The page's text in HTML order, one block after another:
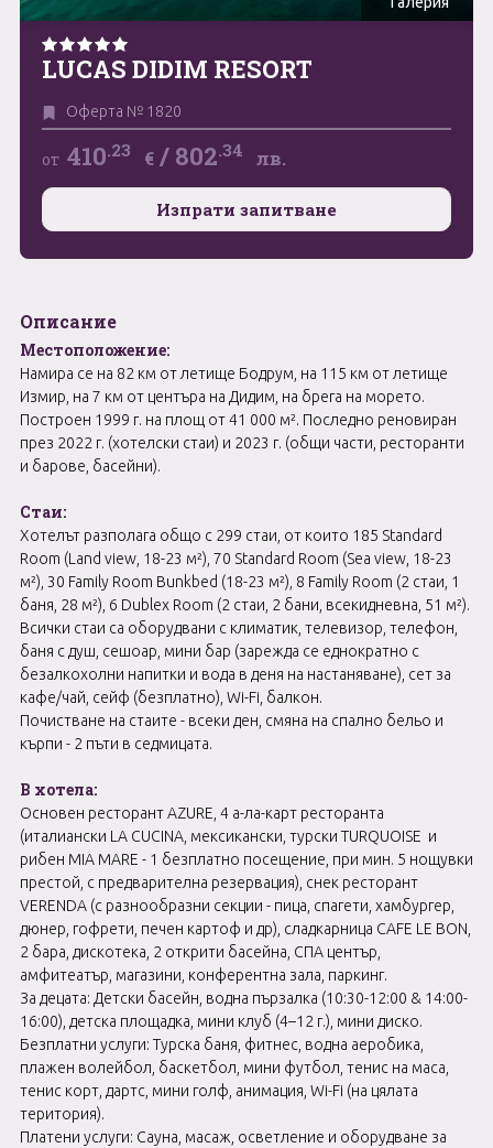
Май
Юни
Юли
Август
Октомври
Декември
0894 466 775
Свържете се с нас
LUCAS DIDIM RESORT
Оферта № 1820
от 410.23 € / 802.34 лв.
Изпрати запитване
Описание
Местоположение:
Намира се на 82 км от летище Бодрум, на 115 км от летище
Измир, на 7 км от центъра на Дидим, на брега на морето.
Построен 1999 г. на площ от 41 000 м². Последно реновиран
през 2022 г. (хотелски стаи) и 2023 г. (общи части, ресторанти
и барове, басейни).
Стаи:
Хотелът разполага общо с 299 стаи, от които 185 Standard
Room (Land view, 18-23 м²), 70 Standard Room (Sea view, 18-23
м²), 30 Family Room Bunkbed (18-23 м²), 8 Family Room (2 стаи, 1
баня, 28 м²), 6 Dublex Room (2 стаи, 2 бани, всекидневна, 51 м²).
Всички стаи са оборудвани с климатик, телевизор, телефон,
баня с душ, сешоар, мини бар (зарежда се еднократно с
безалкохолни напитки и вода в деня на настаняване), сет за
кафе/чай, сейф (безплатно), Wi-Fi, балкон.
Почистване на стаите - всеки ден, смяна на спално бельо и
кърпи - 2 пъти в седмицата.
В хотела:
Основен ресторант AZURE, 4 а-ла-карт ресторанта
(италиански LA CUCINA, мексикански, турски TURQUOISE и
рибен MIA MARE - 1 безплатно посещение, при мин. 5 нощувки
престой, с предварителна резервация), снек ресторант
VERENDA (с разнообразни секции - пица, спагети, хамбургер,
дюнер, гофрети, печен картоф и др), сладкарница CAFE LE BON,
2 бара, дискотека, 2 открити басейна, СПА център,
амфитеатър, магазини, конферентнa залa, паркинг.
За децата: Детски басейн, водна пързалкa (10:30-12:00 & 14:00-
16:00), детска площадка, мини клуб (4–12 г.), мини диско.
Безплатни услуги: Турска баня, фитнес, водна аеробика,
плажен волейбол, баскетбол, мини футбол, тенис на маса,
тенис корт, дартс, мини голф, анимация, Wi-Fi (на цялата
територия).
Платени услуги: Сауна, масаж, осветление и оборудване за